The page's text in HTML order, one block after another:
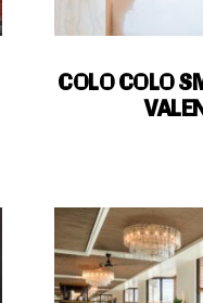
COLO COLO